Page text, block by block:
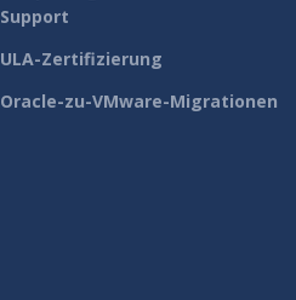
Support
ULA-Zertifizierung
Oracle-zu-VMware-Migrationen